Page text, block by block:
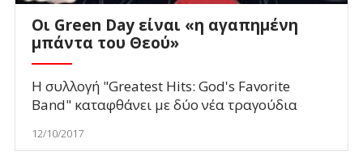
Oι Green Day είναι «η αγαπημένη
μπάντα του Θεού»
Η συλλογή "Greatest Hits: God's Favorite
Band" καταφθάνει με δύο νέα τραγούδια
12/10/2017